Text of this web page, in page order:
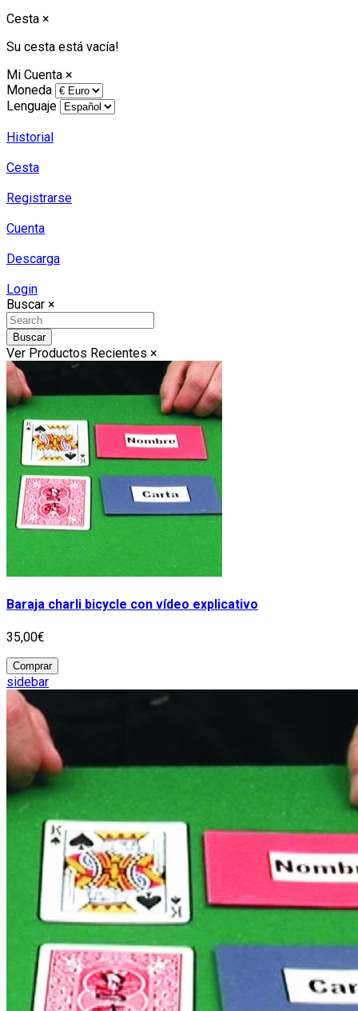
Cesta ×
Su cesta está vacía!
Mi Cuenta ×
Moneda
Lenguaje
Historial
Cesta
Registrarse
Cuenta
Descarga
Login
Buscar ×
Buscar
Ver Productos Recientes ×
Baraja charli bicycle con vídeo explicativo
35,00€
Comprar
sidebar